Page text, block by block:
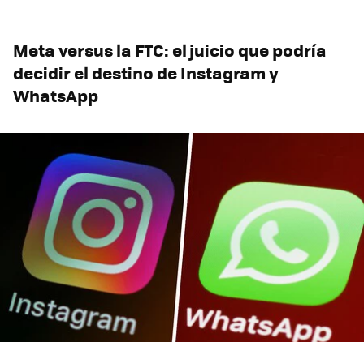
Meta versus la FTC: el juicio que podría
decidir el destino de Instagram y
WhatsApp